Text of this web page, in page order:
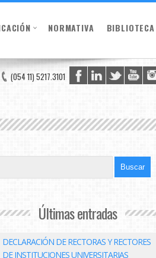
NORMATIVA BIBLIOTECA
(054 11) 5217.3101
Últimas entradas
DECLARACIÓN DE RECTORAS Y RECTORES
DE INSTITUCIONES UNIVERSITARIAS